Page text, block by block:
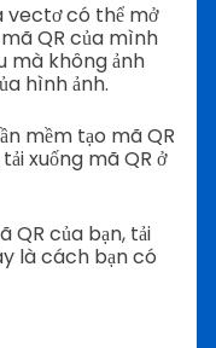
vectơ có thể mở
QR của mình
mà không ảnh
hình ảnh.
mềm tạo mã QR
xuống mã QR ở
QR của bạn, tải
là cách bạn có